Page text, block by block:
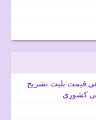
قیمت بلیت تشریح
کشوری